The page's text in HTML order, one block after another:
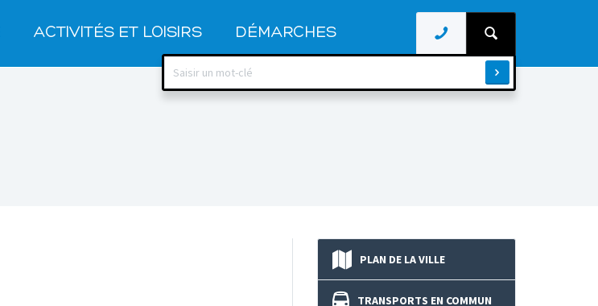
ACTIVITÉS ET LOISIRS DÉMARCHES
PLAN DE LA VILLE
TRANSPORTS EN COMMUN